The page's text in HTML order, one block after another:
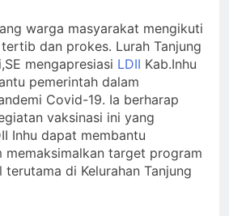
warga masyarakat mengikuti
dan prokes. Lurah Tanjung
mengapresiasi LDII Kab.Inhu
pemerintah dalam
Covid-19. Ia berharap
vaksinasi ini yang
Inhu dapat membantu
memaksimalkan target program
terutama di Kelurahan Tanjung